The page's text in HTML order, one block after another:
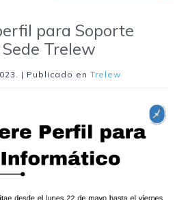
para Soporte
Trelew
. | Publicado en Trelew